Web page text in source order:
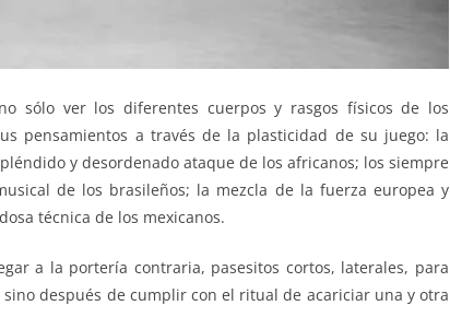
sólo ver los diferentes cuerpos y rasgos físicos de los
pensamientos a través de la plasticidad de su juego: la
y desordenado ataque de los africanos; los siempre
de los brasileños; la mezcla de la fuerza europea y
técnica de los mexicanos.
a la portería contraria, pasesitos cortos, laterales, para
después de cumplir con el ritual de acariciar una y otra